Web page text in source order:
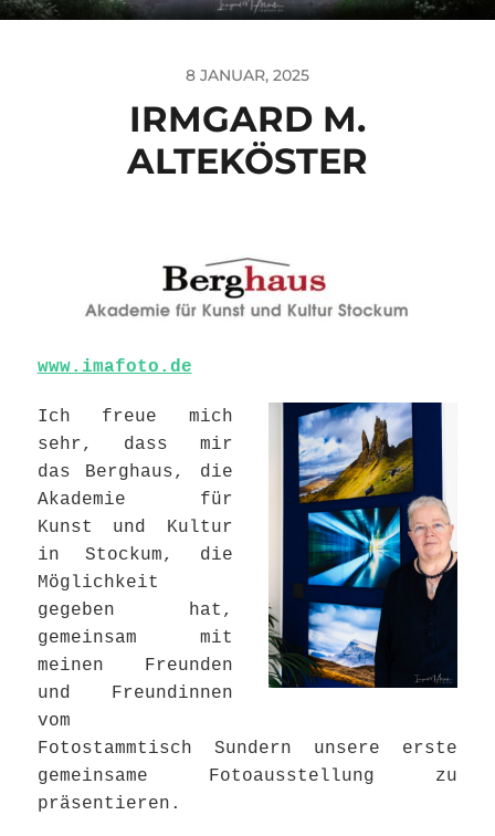
8 JANUAR, 2025
IRMGARD M.
ALTEKÖSTER
www.imafoto.de
Ich freue mich
sehr, dass mir
das Berghaus, die
Akademie für
Kunst und Kultur
in Stockum, die
Möglichkeit
gegeben hat,
gemeinsam mit
meinen Freunden
und Freundinnen
vom
Fotostammtisch Sundern unsere erste
gemeinsame Fotoausstellung zu
präsentieren.